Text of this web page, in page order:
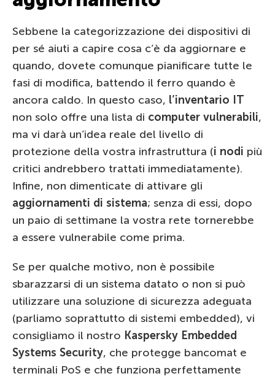
Sebbene la categorizzazione dei dispositivi di
per sé aiuti a capire cosa c’è da aggiornare e
quando, dovete comunque pianificare tutte le
fasi di modifica, battendo il ferro quando è
ancora caldo. In questo caso, l’inventario IT
non solo offre una lista di computer vulnerabili,
ma vi darà un’idea reale del livello di
protezione della vostra infrastruttura (i nodi più
critici andrebbero trattati immediatamente).
Infine, non dimenticate di attivare gli
aggiornamenti di sistema; senza di essi, dopo
un paio di settimane la vostra rete tornerebbe
a essere vulnerabile come prima.
Se per qualche motivo, non è possibile
sbarazzarsi di un sistema datato o non si può
utilizzare una soluzione di sicurezza adeguata
(parliamo soprattutto di sistemi embedded), vi
consigliamo il nostro Kaspersky Embedded
Systems Security, che protegge bancomat e
terminali PoS e che funziona perfettamente